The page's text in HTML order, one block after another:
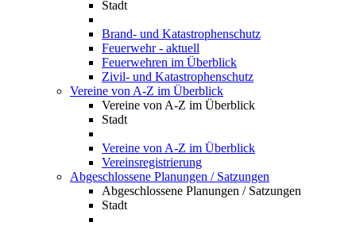
Stadt
Brand- und Katastrophenschutz
Feuerwehr - aktuell
Feuerwehren im Überblick
Zivil- und Katastrophenschutz
Vereine von A-Z im Überblick
Vereine von A-Z im Überblick
Stadt
Vereine von A-Z im Überblick
Vereinsregistrierung
Abgeschlossene Planungen / Satzungen
Abgeschlossene Planungen / Satzungen
Stadt